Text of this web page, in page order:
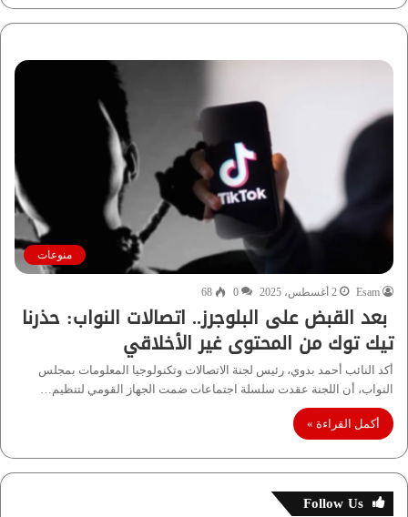
منوعات
Esam 2 أغسطس، 2025 0
68
بعد القبض على البلوجرز.. اتصالات النواب: حذرنا
تيك توك من المحتوى غير الأخلاقي
أكد النائب أحمد بدوي، رئيس لجنة الاتصالات وتكنولوجيا المعلومات بمجلس
النواب، أن اللجنة عقدت سلسلة اجتماعات ضمت الجهاز القومي لتنظيم…
أكمل القراءة »
Follow Us